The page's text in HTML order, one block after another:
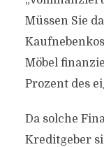
Müssen Sie
Möbel
Prozent des
Da solche
Kreditgeber